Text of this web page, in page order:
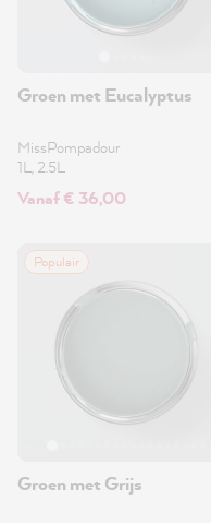
Groen met Eucalyptus
MissPompadour
1L, 2.5L
Vanaf € 36,00
Populair
Groen met Grijs